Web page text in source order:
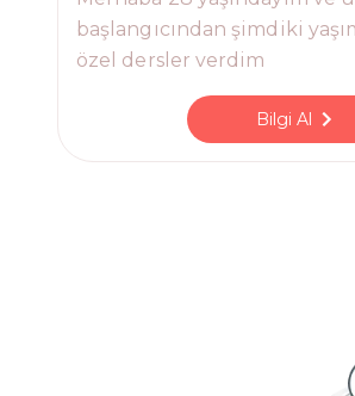
başlangıcından şimdiki
özel dersler verdim
Bilgi Al